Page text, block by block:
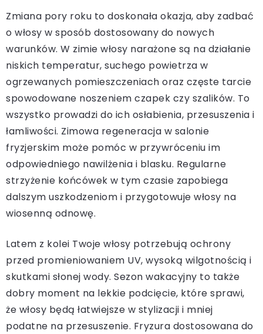
Zmiana pory roku to doskonała okazja, aby zadbać
o włosy w sposób dostosowany do nowych
warunków. W zimie włosy narażone są na działanie
niskich temperatur, suchego powietrza w
ogrzewanych pomieszczeniach oraz częste tarcie
spowodowane noszeniem czapek czy szalików. To
wszystko prowadzi do ich osłabienia, przesuszenia i
łamliwości. Zimowa regeneracja w salonie
fryzjerskim może pomóc w przywróceniu im
odpowiedniego nawilżenia i blasku. Regularne
strzyżenie końcówek w tym czasie zapobiega
dalszym uszkodzeniom i przygotowuje włosy na
wiosenną odnowę.
Latem z kolei Twoje włosy potrzebują ochrony
przed promieniowaniem UV, wysoką wilgotnością i
skutkami słonej wody. Sezon wakacyjny to także
dobry moment na lekkie podcięcie, które sprawi,
że włosy będą łatwiejsze w stylizacji i mniej
podatne na przesuszenie. Fryzura dostosowana do